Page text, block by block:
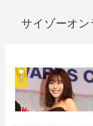
サイゾーオ
1